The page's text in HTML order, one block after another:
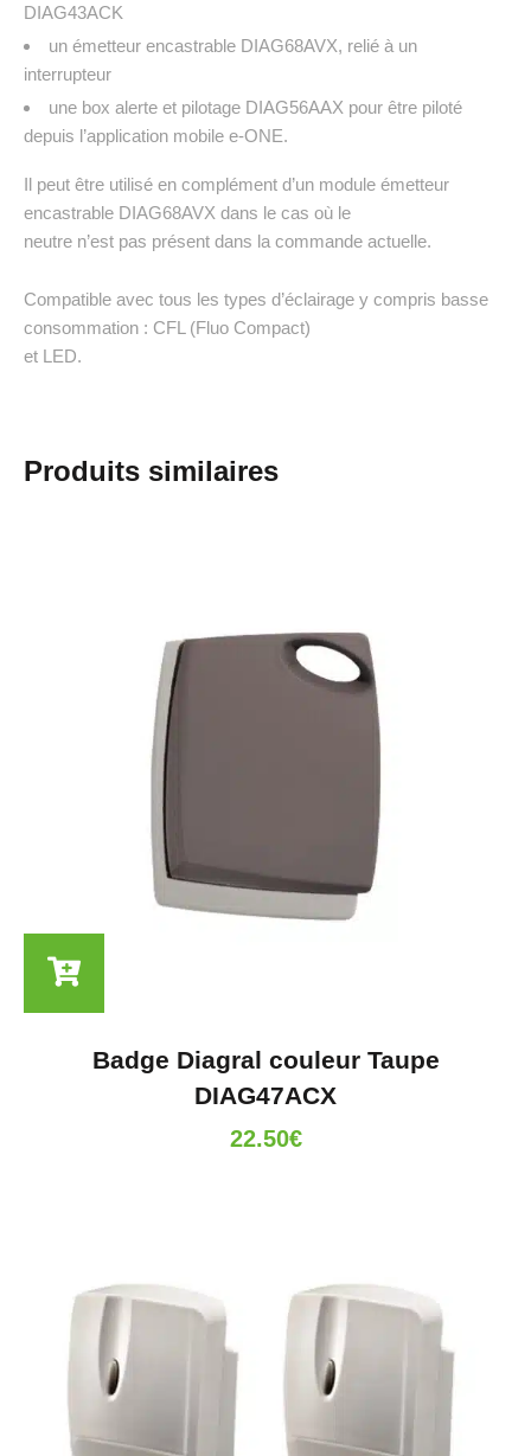
DIAG43ACK
un émetteur encastrable DIAG68AVX, relié à un
interrupteur
une box alerte et pilotage DIAG56AAX pour être piloté
depuis l’application mobile e-ONE.
Il peut être utilisé en complément d’un module émetteur
encastrable DIAG68AVX dans le cas où le
neutre n’est pas présent dans la commande actuelle.
Compatible avec tous les types d’éclairage y compris basse
consommation : CFL (Fluo Compact)
et LED.
Produits similaires
Badge Diagral couleur Taupe
DIAG47ACX
22.50€